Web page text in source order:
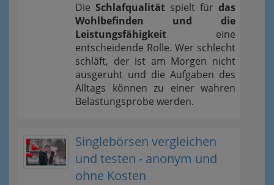
Die Schlafqualität spielt für das
Wohlbefinden und die
Leistungsfähigkeit eine
entscheidende Rolle. Wer schlecht
schläft, der ist am Morgen nicht
ausgeruht und die Aufgaben des
Alltags können zu einer wahren
Belastungsprobe werden.
Singlebörsen vergleichen
und testen - anonym und
ohne Kosten